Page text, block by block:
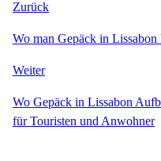
Zurück
Wo man Gepäck in
Weiter
Wo Gepäck in Lissabon
für Touristen und Anwohner